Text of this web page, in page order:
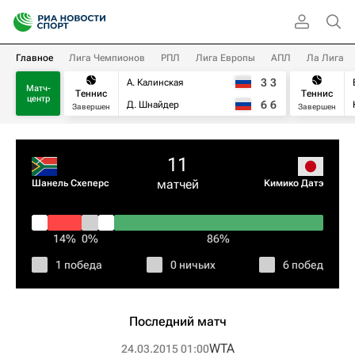
Главное Лига Чемпионов РПЛ Лига Европы АПЛ Ла Лига
Матч-
центр
Теннис
Завершен
А. Калинская
Д. Шнайдер
3 3
6 6
Теннис
Завершен
Шанель Схеперс
11
матчей Кимико Датэ
14% 0% 86%
1 победа 0 ничьих 6 побед
Последний матч
24.03.2015 01:00WTA